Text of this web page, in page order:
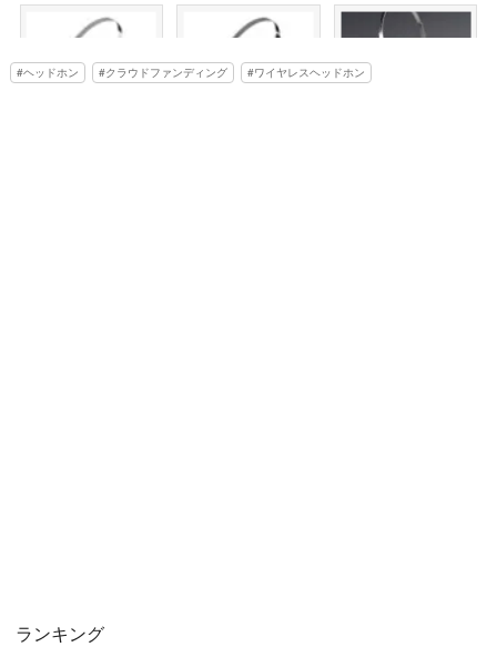
ヘッドホン クラウドファンディング ワイヤレスヘッドホン
ランキング